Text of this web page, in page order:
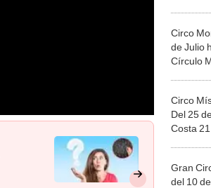
Circo
de Julio
Círculo
Circo
Del 25
Costa 21
Gran
del 10